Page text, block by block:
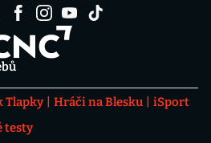
Tlapky Hráči na Blesku
iSport
testy